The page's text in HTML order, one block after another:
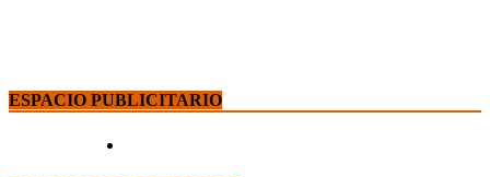
ESPACIO PUBLICITARIO